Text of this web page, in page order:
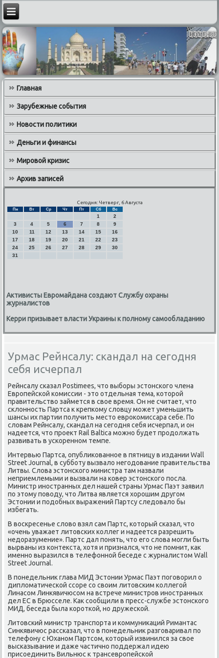
Главная
Зарубежные события
Новости политики
Деньги и финансы
Мировой кризис
Архив записей
Сегодня: Четверг, 6 Августа
Пн Вт Ср Чт Пт Сб Вс
1
2
3
4 5 6 7 8
9
10
11 12 13 14 15
16
17
18 19 20 21 22
23
24
25 26 27 28 29
30
31
Активисты Евромайдана создают Службу охраны
журналистов
Керри призывает власти Украины к полному самообладанию
Урмас Рейнсалу: скандал на сегодня
себя исчерпал
Рейнсалу сказал Postimees, что выборы эстонского члена
Европейской комиссии - это отдельная тема, которой
правительство займется в свое время. Он не считает, что
склонность Партса к крепкому словцу может уменьшить
шансы их партии получить место еврокомиссара себе. По
словам Рейнсалу, скандал на сегодня себя исчерпал, и он
надеется, что проект Rаil Baltica можно будет продолжать
развивать в ускоренном темпе.
Интервью Партса, опубликованное в пятницу в издании Wall
Street Journal, в субботу вызвало негодование правительства
Литвы. Слова эстонского министра там назвали
неприемлемыми и вызвали на ковер эстонского посла.
Министр иностранных дел нашей страны Урмас Паэт заявил
по этому поводу, что Литва является хорошим другом
Эстонии и подобных выражений Партсу следовало бы
избегать.
В воскресенье слово взял сам Партс, который сказал, что
«очень уважает литовских коллег и надеется разрешить
недоразумение». Партс дал понять, что его слова могли быть
вырваны из контекста, хотя и признался, что не помнит, как
именно выразился в телефонной беседе с журналистом Wall
Street Journal.
В понедельник глава МИД Эстонии Урмас Паэт поговорил о
дипломатической ссоре со своим литовским коллегой
Линасом Линкявичюсом на встрече министров иностранных
дел ЕС в Брюсселе. Как сообщили в пресс-службе эстонского
МИД, беседа была короткой, но дружеской.
Литовский министр транспорта и коммуникаций Римантас
Синкявичюс рассказал, что в понедельник разговаривал по
телефону с Юханом Партсом, который извинился за свое
высказывание и даже частично поддержал идею
присоединить Вильнюс к трансевропейской